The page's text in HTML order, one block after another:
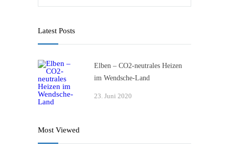
Latest Posts
Elben – CO2-neutrales Heizen
im Wendsche-Land
23. Juni 2020
Most Viewed